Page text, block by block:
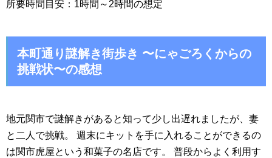
所要時間目安：1時間～2時間の想定
本町通り謎解き街歩き 〜にゃごろくからの
挑戦状〜の感想
地元関市で謎解きがあると知って少し出遅れましたが、妻
と二人で挑戦。 週末にキットを手に入れることができるの
は関市⻁屋という和菓子の名店です。 普段からよく利用す